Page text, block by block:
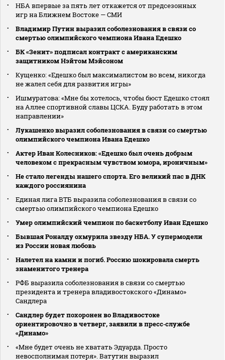
НБА впервые за пять лет откажется от предсезонных
игр на Ближнем Востоке — СМИ
Владимир Путин выразил соболезнования в связи со
смертью олимпийского чемпиона Ивана Едешко
БК «Зенит» подписал контракт с американским
защитником Нэйтом Мэйсоном
Кущенко: «Едешко был максималистом во всем, никогда
не жалел себя для развития игры»
Ишмуратова: «Мне бы хотелось, чтобы бюст Едешко стоял
на Аллее спортивной славы ЦСКА. Буду работать в этом
направлении»
Лукашенко выразил соболезнования в связи со смертью
олимпийского чемпиона Ивана Едешко
Актер Иван Колесников: «Едешко был очень добрым
человеком с прекрасным чувством юмора, ироничным»
Не стало легенды нашего спорта. Его великий пас в ДНК
каждого россиянина
Единая лига ВТБ выразила соболезнования в связи со
смертью олимпийского чемпиона Едешко
Умер олимпийский чемпион по баскетболу Иван Едешко
Бывшая Роналду охмурила звезду НБА. У супермодели
из России новая любовь
Налетел на камни и погиб. Россию шокировала смерть
знаменитого тренера
РФБ выразила соболезнования в связи со смертью
президента и тренера владивостокского «Динамо»
Сандлера
Сандлер будет похоронен во Владивостоке
ориентировочно в четверг, заявили в пресс‑службе
«Динамо»
«Мне будет очень не хватать Эдуарда. Просто
невосполнимая потеря». Ватутин выразил